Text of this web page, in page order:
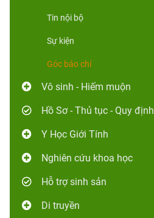
Tin nội bộ
Sự kiện
Góc báo chí
Vô sinh - Hiếm muộn
Hồ Sơ - Thủ tục - Quy định
Y Học Giới Tính
Nghiên cứu khoa học
Hỗ trợ sinh sản
Di truyền